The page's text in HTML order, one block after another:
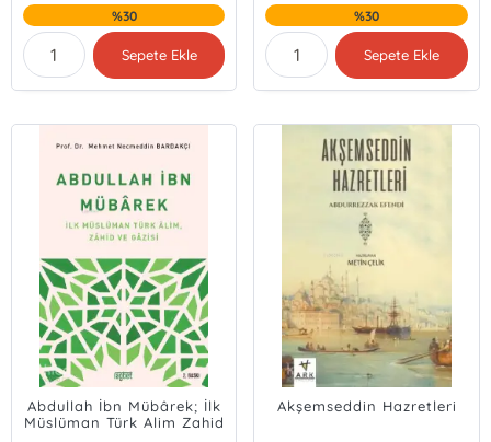
%30
Sepete Ekle
%30
Sepete Ekle
Abdullah İbn Mübârek; İlk
Müslüman Türk Alim Zahid
Akşemseddin Hazretleri